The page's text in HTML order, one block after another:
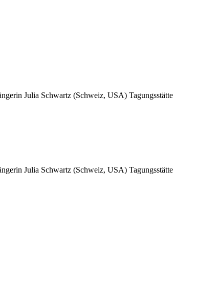
Julia Schwartz (Schweiz, USA) Tagungsstätte
Julia Schwartz (Schweiz, USA) Tagungsstätte